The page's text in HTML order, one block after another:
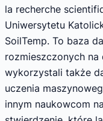
la recherche
Uniwersytetu
SoilTemp. To baza
rozmieszczonych na
wykorzystali także
uczenia
innym naukowcom